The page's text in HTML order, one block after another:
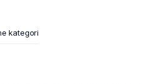
kategori